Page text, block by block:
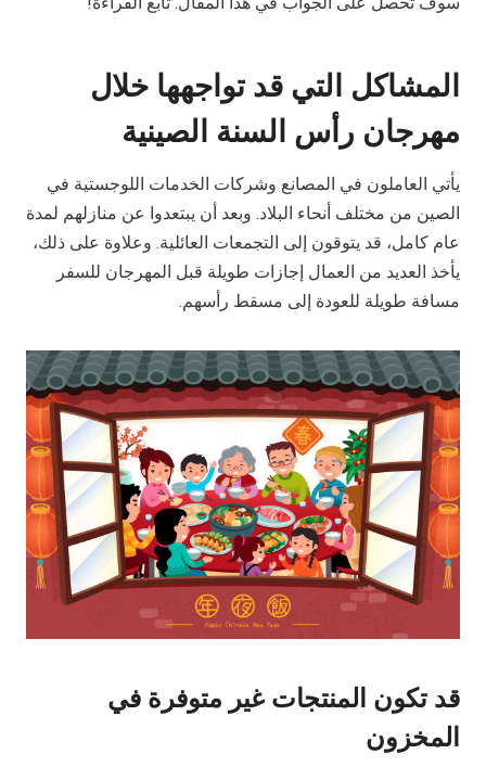
المشاكل التي قد تواجهها خلال
مهرجان رأس السنة الصينية
يأتي العاملون في المصانع وشركات الخدمات اللوجستية في
الصين من مختلف أنحاء البلاد. وبعد أن يبتعدوا عن منازلهم لمدة
عام كامل، قد يتوقون إلى التجمعات العائلية. وعلاوة على ذلك،
يأخذ العديد من العمال إجازات طويلة قبل المهرجان للسفر
مسافة طويلة للعودة إلى مسقط رأسهم.
قد تكون المنتجات غير متوفرة في
المخزون